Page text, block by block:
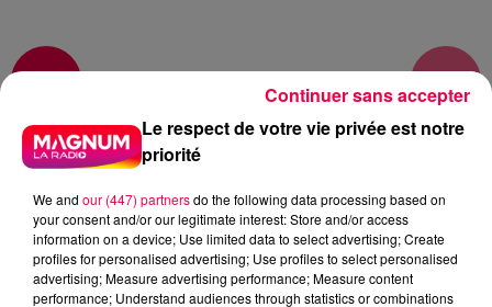
FIL ACTUS
Le respect de votre vie privée est notre
priorité
We and our (447) partnersdo the following data processing based on
your consent and/or our legitimate interest: Store and/or access
information on a device; Use limited data to select advertising; Create
profiles for personalised advertising; Use profiles to select personalised
advertising; Measure advertising performance; Measure content
performance; Understand audiences through statistics or combinations
Continuer sans accepter